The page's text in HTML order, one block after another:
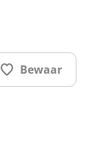
Bewaar